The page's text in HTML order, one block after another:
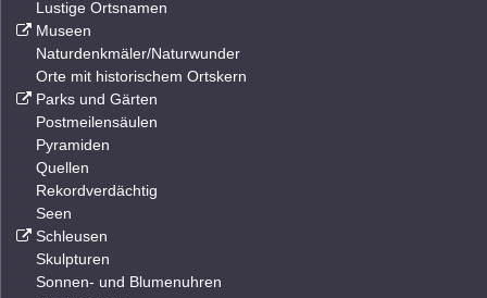
Lustige Ortsnamen
Museen
Naturdenkmäler/Naturwunder
Orte mit historischem Ortskern
Parks und Gärten
Postmeilensäulen
Pyramiden
Quellen
Rekordverdächtig
Seen
Schleusen
Skulpturen
Sonnen- und Blumenuhren